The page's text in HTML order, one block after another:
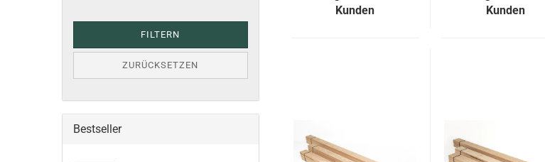
Kunden
Kunden
FILTERN
ZURÜCKSETZEN
Bestseller